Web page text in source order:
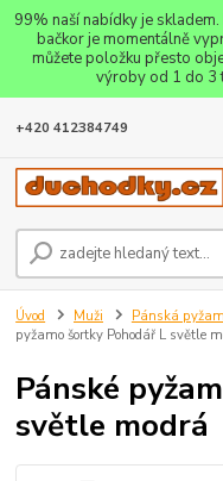
99% naší nabídky je
bačkor je momentálně
můžete položku přesto
výroby od 1 do 3
+420 412384749
Úvod Muži Pánská
pyžamo šortky Pohodář L světle
Pánské
světle modrá